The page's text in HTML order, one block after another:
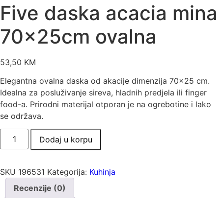
Five daska acacia mina
70x25cm ovalna
53,50 KM
Elegantna ovalna daska od akacije dimenzija 70×25 cm.
Idealna za posluživanje sireva, hladnih predjela ili finger
food-a. Prirodni materijal otporan je na ogrebotine i lako
se održava.
Five
daska
acacia
ovalna
količina
Dodaj u korpu
SKU 196531 Kategorija: Kuhinja
Recenzije (0)